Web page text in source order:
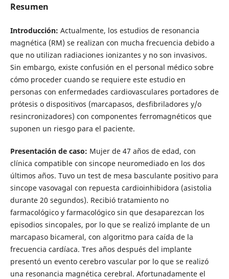
Resumen
Introducción: Actualmente, los estudios de resonancia
magnética (RM) se realizan con mucha frecuencia debido a
que no utilizan radiaciones ionizantes y no son invasivos.
Sin embargo, existe confusión en el personal médico sobre
cómo proceder cuando se requiere este estudio en
personas con enfermedades cardiovasculares portadores de
prótesis o dispositivos (marcapasos, desfibriladores y/o
resincronizadores) con componentes ferromagnéticos que
suponen un riesgo para el paciente.
Presentación de caso: Mujer de 47 años de edad, con
clínica compatible con sincope neuromediado en los dos
últimos años. Tuvo un test de mesa basculante positivo para
sincope vasovagal con repuesta cardioinhibidora (asistolia
durante 20 segundos). Recibió tratamiento no
farmacológico y farmacológico sin que desaparezcan los
episodios sincopales, por lo que se realizó implante de un
marcapaso bicameral, con algoritmo para caída de la
frecuencia cardíaca. Tres años después del implante
presentó un evento cerebro vascular por lo que se realizó
una resonancia magnética cerebral. Afortunadamente el